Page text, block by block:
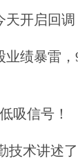
年消
新入场
，2024
家公司
天开启回调
业绩暴雷
吸信号！
技术讲述